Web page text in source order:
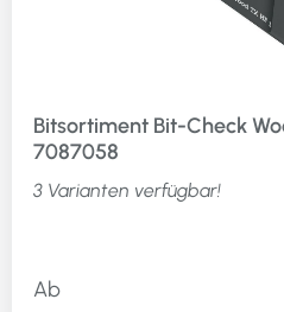
Bitsortiment Bit-Check
7087058
3 Varianten verfügbar!
Ab